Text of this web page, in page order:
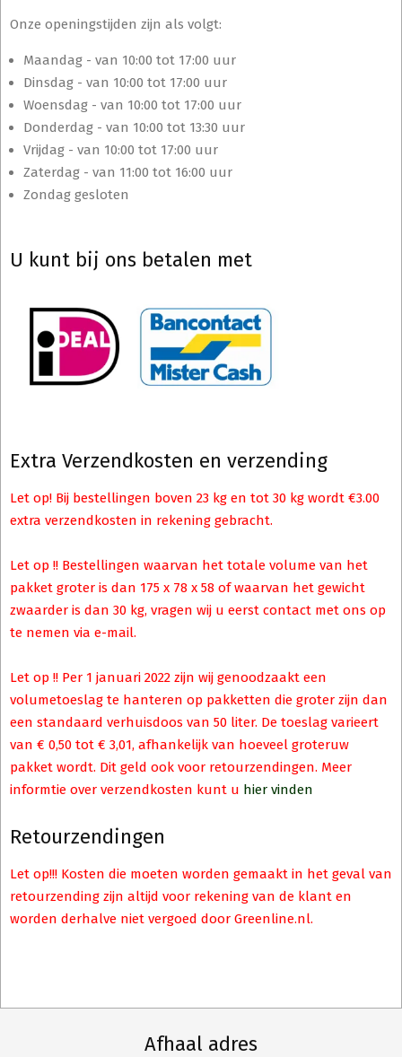
Onze openingstijden zijn als volgt:
Maandag - van 10:00 tot 17:00 uur
Dinsdag - van 10:00 tot 17:00 uur
Woensdag - van 10:00 tot 17:00 uur
Donderdag - van 10:00 tot 13:30 uur
Vrijdag - van 10:00 tot 17:00 uur
Zaterdag - van 11:00 tot 16:00 uur
Zondag gesloten
U kunt bij ons betalen met
Extra Verzendkosten en verzending
Let op! Bij bestellingen boven 23 kg en tot 30 kg wordt €3.00
extra verzendkosten in rekening gebracht.
Let op !! Bestellingen waarvan het totale volume van het
pakket groter is dan 175 x 78 x 58 of waarvan het gewicht
zwaarder is dan 30 kg, vragen wij u eerst contact met ons op
te nemen via e-mail.
Let op !! Per 1 januari 2022 zijn wij genoodzaakt een
volumetoeslag te hanteren op pakketten die groter zijn dan
een standaard verhuisdoos van 50 liter. De toeslag varieert
van € 0,50 tot € 3,01, afhankelijk van hoeveel groteruw
pakket wordt. Dit geld ook voor retourzendingen. Meer
informtie over verzendkosten kunt u hier vinden
Retourzendingen
Let op!!! Kosten die moeten worden gemaakt in het geval van
retourzending zijn altijd voor rekening van de klant en
worden derhalve niet vergoed door Greenline.nl.
Afhaal adres